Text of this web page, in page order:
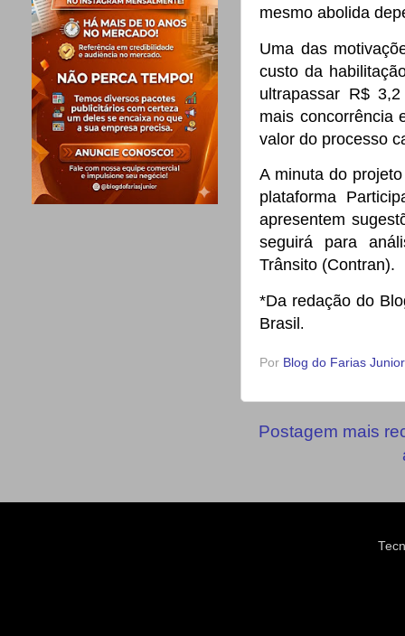
mesmo abolida
Uma das
custo da
ultrapassar R$
mais concorrência
valor do processo
A minuta do
plataforma
apresentem
seguirá para
Trânsito (Contran).
*Da redação do
Brasil .
Por Blog do Farias Junior
Postagem mais